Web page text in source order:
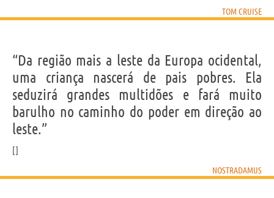
TOM CRUISE
“Da região mais a leste da Europa ocidental,
uma criança nascerá de pais pobres. Ela
seduzirá grandes multidões e fará muito
barulho no caminho do poder em direção ao
leste.”
NOSTRADAMUS